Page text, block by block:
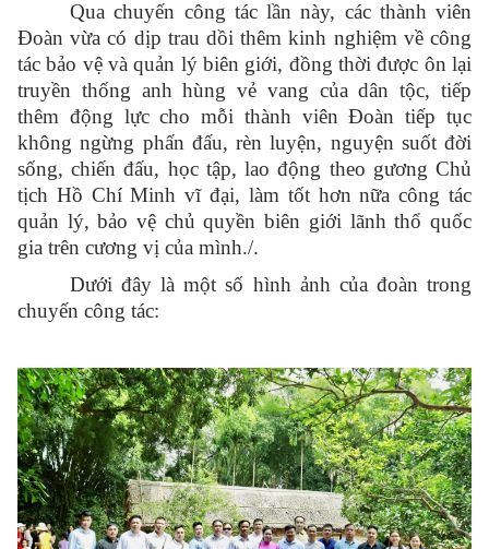
Qua chuyến công tác lần này, các thành viên
Đoàn vừa có dịp trau dồi thêm kinh nghiệm về công
tác bảo vệ và quản lý biên giới, đồng thờiđược ôn lại
truyền thống anh hùng vẻ vang của dân tộc, tiếp
thêm động lực cho mỗi thành viên Đoàn tiếp tục
không ngừng phấn đấu, rèn luyện, nguyện suốt đời
sống, chiến đấu, học tập, lao động theo gương Chủ
tịch Hồ Chí Minh vĩ đại, làm tốt hơn nữa công tác
quản lý, bảo vệ chủ quyền biên giới lãnh thổ quốc
gia trên cương vị của mình./.
Dưới đây là một số hình ảnh của đoàn trong
chuyến công tác: